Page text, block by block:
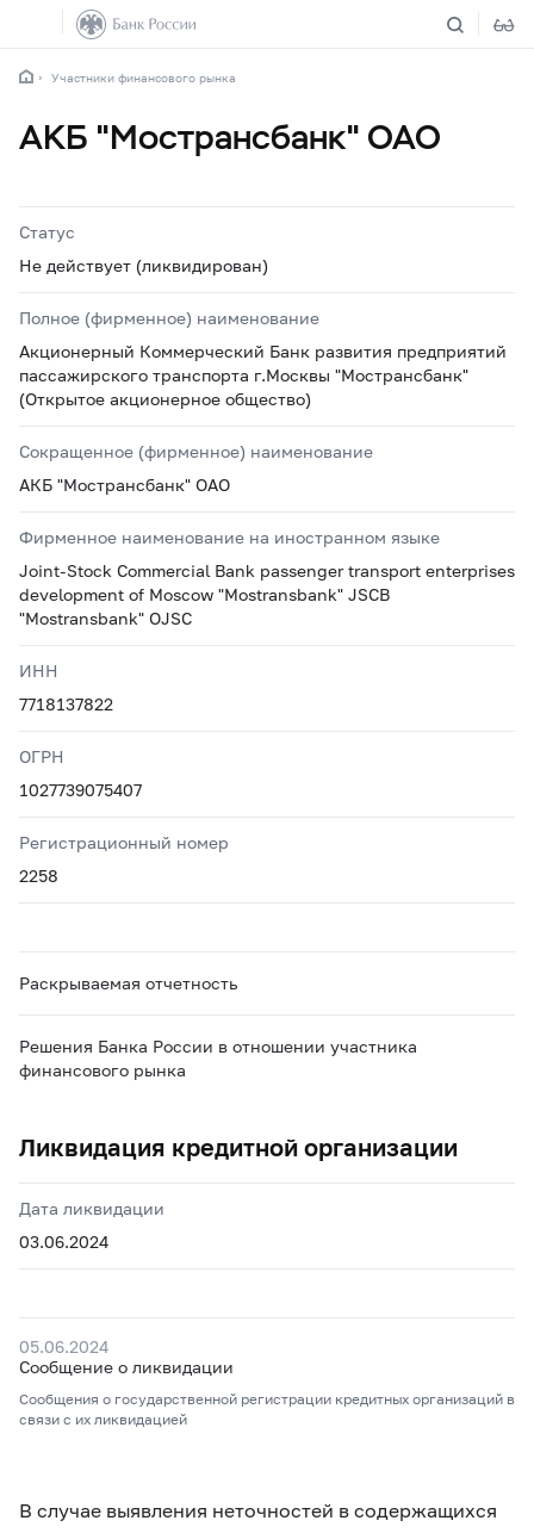
Участники финансового рынка
АКБ "Мострансбанк" ОАО
Статус
Не действует (ликвидирован)
Полное (фирменное) наименование
Акционерный Коммерческий Банк развития предприятий
пассажирского транспорта г.Москвы "Мострансбанк"
(Открытое акционерное общество)
Сокращенное (фирменное) наименование
АКБ "Мострансбанк" ОАО
Фирменное наименование на иностранном языке
Joint-Stock Commercial Bank passenger transport enterprises
development of Moscow "Mostransbank" JSCB
"Mostransbank" OJSC
ИНН
7718137822
ОГРН
1027739075407
Регистрационный номер
2258
Раскрываемая отчетность
Решения Банка России в отношении участника
финансового рынка
Ликвидация кредитной организации
Дата ликвидации
03.06.2024
05.06.2024
Сообщение о ликвидации
Сообщения о государственной регистрации кредитных организаций в
связи с их ликвидацией
В случае выявления неточностей в содержащихся